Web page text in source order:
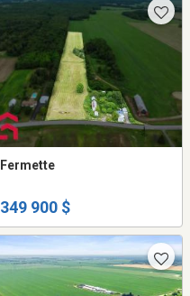
Fermette
349 900 $